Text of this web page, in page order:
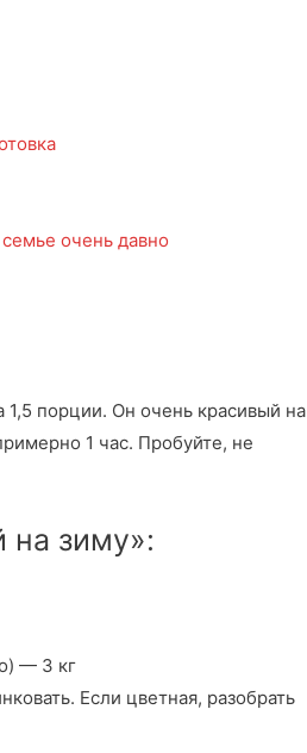
очень давно
1,5 порции. Он очень красивый на
1 час. Пробуйте, не
на зиму»:
— 3 кг
Если цветная, разобрать